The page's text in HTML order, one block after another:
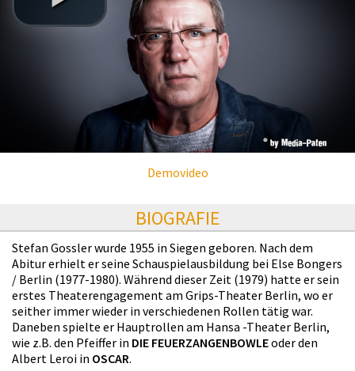
Demovideo
BIOGRAFIE
Stefan Gossler wurde 1955 in Siegen geboren. Nach dem
Abitur erhielt er seine Schauspielausbildung bei Else Bongers
/ Berlin (1977-1980). Während dieser Zeit (1979) hatte er sein
erstes Theaterengagement am Grips-Theater Berlin, wo er
seither immer wieder in verschiedenen Rollen tätig war.
Daneben spielte er Hauptrollen am Hansa -Theater Berlin,
wie z.B. den Pfeiffer in DIE FEUERZANGENBOWLEoder den
Albert Leroi in OSCAR.